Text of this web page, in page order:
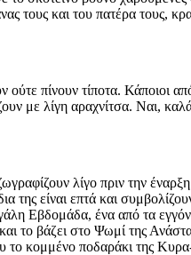
τους και του πατέρα τους,
πίνουν τίποτα. Κάποιοι
με λίγη αραχνίτσα. Ναι,
λίγο πριν την
είναι επτά και
Εβδομάδα, ένα από τα
το βάζει στο Ψωμί της
το κομμένο ποδαράκι της